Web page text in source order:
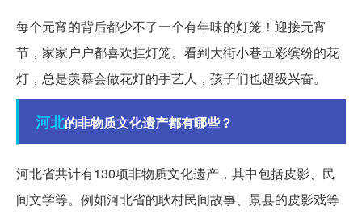
每个元宵的背后都少不了一个有年味的灯笼！迎接元宵
节，家家户户都喜欢挂灯笼。看到大街小巷五彩缤纷的花
灯，总是羡慕会做花灯的手艺人，孩子们也超级兴奋。
河北的非物质文化遗产都有哪些？
河北省共计有130项非物质文化遗产，其中包括皮影、民
间文学等。例如河北省的耿村民间故事、景县的皮影戏等